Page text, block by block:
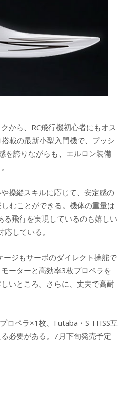
から、RC飛行機初心者にもオス
載の最新小型入門機で、プッシ
を誇りながらも、エルロン装備
操縦スキルに応じて、安定感の
むことができる。機体の重量は
飛行を実現しているのも嬉しい
している。
ジもサーボのダイレクト操舵で
ーターと高効率3枚プロペラを
いところ。さらに、丈夫で高耐
ロペラ×1枚、Futaba・S-FHSS互
必要がある。7月下旬発売予定